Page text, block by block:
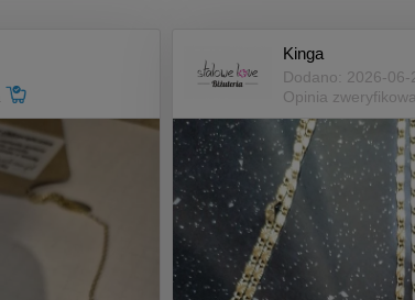
Kinga
Dodano: 2026-06-
Opinia